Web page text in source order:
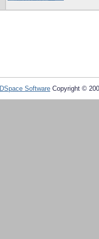
DSpace Software Copyright ©